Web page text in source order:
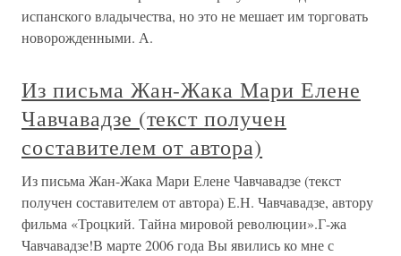
испанского владычества, но это не мешает им торговать
новорожденными. А.
Из письма Жан-Жака Мари Елене
Чавчавадзе (текст получен
составителем от автора)
Из письма Жан-Жака Мари Елене Чавчавадзе (текст
получен составителем от автора) Е.Н. Чавчавадзе, автору
фильма «Троцкий. Тайна мировой революции».Г-жа
Чавчавадзе!В марте 2006 года Вы явились ко мне с